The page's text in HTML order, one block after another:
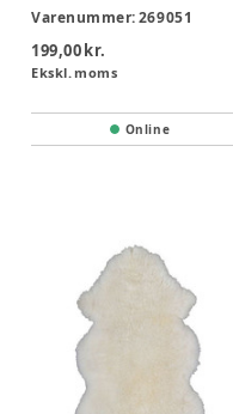
Varenummer:269051
199,00 kr.
Ekskl. moms
Online